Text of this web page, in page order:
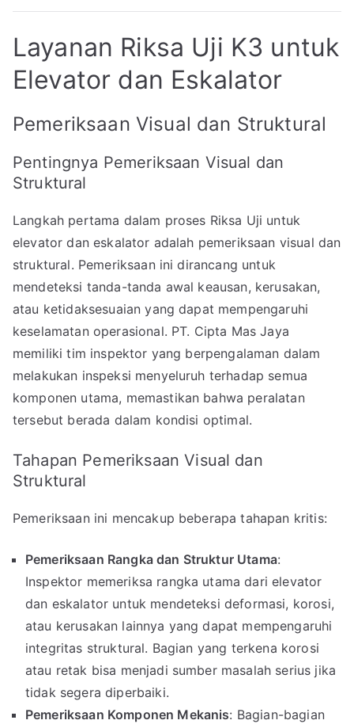
Layanan Riksa Uji K3 untuk
Elevator dan Eskalator
Pemeriksaan Visual dan Struktural
Pentingnya Pemeriksaan Visual dan
Struktural
Langkah pertama dalam proses Riksa Uji untuk
elevator dan eskalator adalah pemeriksaan visual dan
struktural. Pemeriksaan ini dirancang untuk
mendeteksi tanda-tanda awal keausan, kerusakan,
atau ketidaksesuaian yang dapat mempengaruhi
keselamatan operasional. PT. Cipta Mas Jaya
memiliki tim inspektor yang berpengalaman dalam
melakukan inspeksi menyeluruh terhadap semua
komponen utama, memastikan bahwa peralatan
tersebut berada dalam kondisi optimal.
Tahapan Pemeriksaan Visual dan
Struktural
Pemeriksaan ini mencakup beberapa tahapan kritis:
Pemeriksaan Rangka dan Struktur Utama:
Inspektor memeriksa rangka utama dari elevator
dan eskalator untuk mendeteksi deformasi, korosi,
atau kerusakan lainnya yang dapat mempengaruhi
integritas struktural. Bagian yang terkena korosi
atau retak bisa menjadi sumber masalah serius jika
tidak segera diperbaiki.
Pemeriksaan Komponen Mekanis: Bagian-bagian